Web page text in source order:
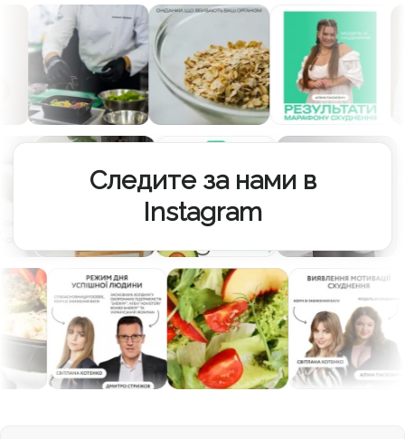
Следите за нами в
Instagram